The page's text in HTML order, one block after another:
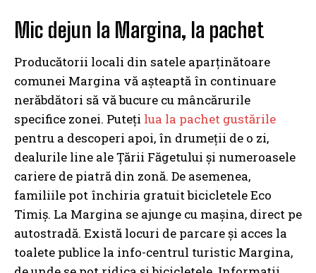
Mic dejun la Margina, la pachet
Producătorii locali din satele aparținătoare
comunei Margina vă așteaptă în continuare
nerăbdători să vă bucure cu mâncărurile
specifice zonei. Puteți lua la pachet gustările
pentru a descoperi apoi, în drumeții de o zi,
dealurile line ale Țării Făgetului și numeroasele
cariere de piatră din zonă. De asemenea,
familiile pot închiria gratuit bicicletele Eco
Timiș. La Margina se ajunge cu mașina, direct pe
autostradă. Există locuri de parcare și acces la
toalete publice la info-centrul turistic Margina,